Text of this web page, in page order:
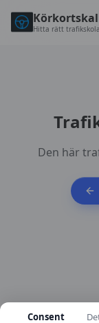
Hitta rätt
Den här
Consent